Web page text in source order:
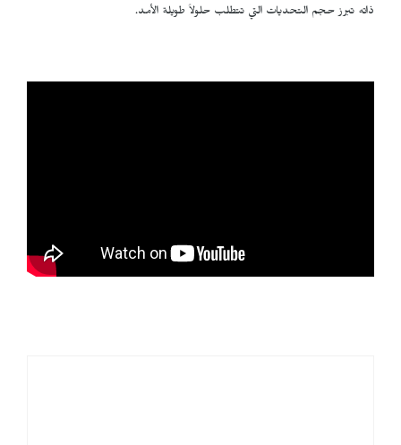
ذاته تبرز حجم التحديات التي تتطلب حلولاً طويلة الأمد.